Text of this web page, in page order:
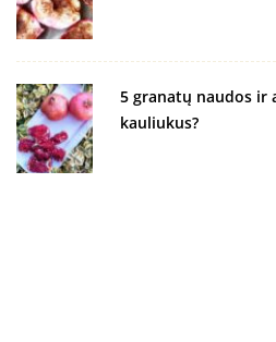
5 granatų naudos ir
kauliukus?